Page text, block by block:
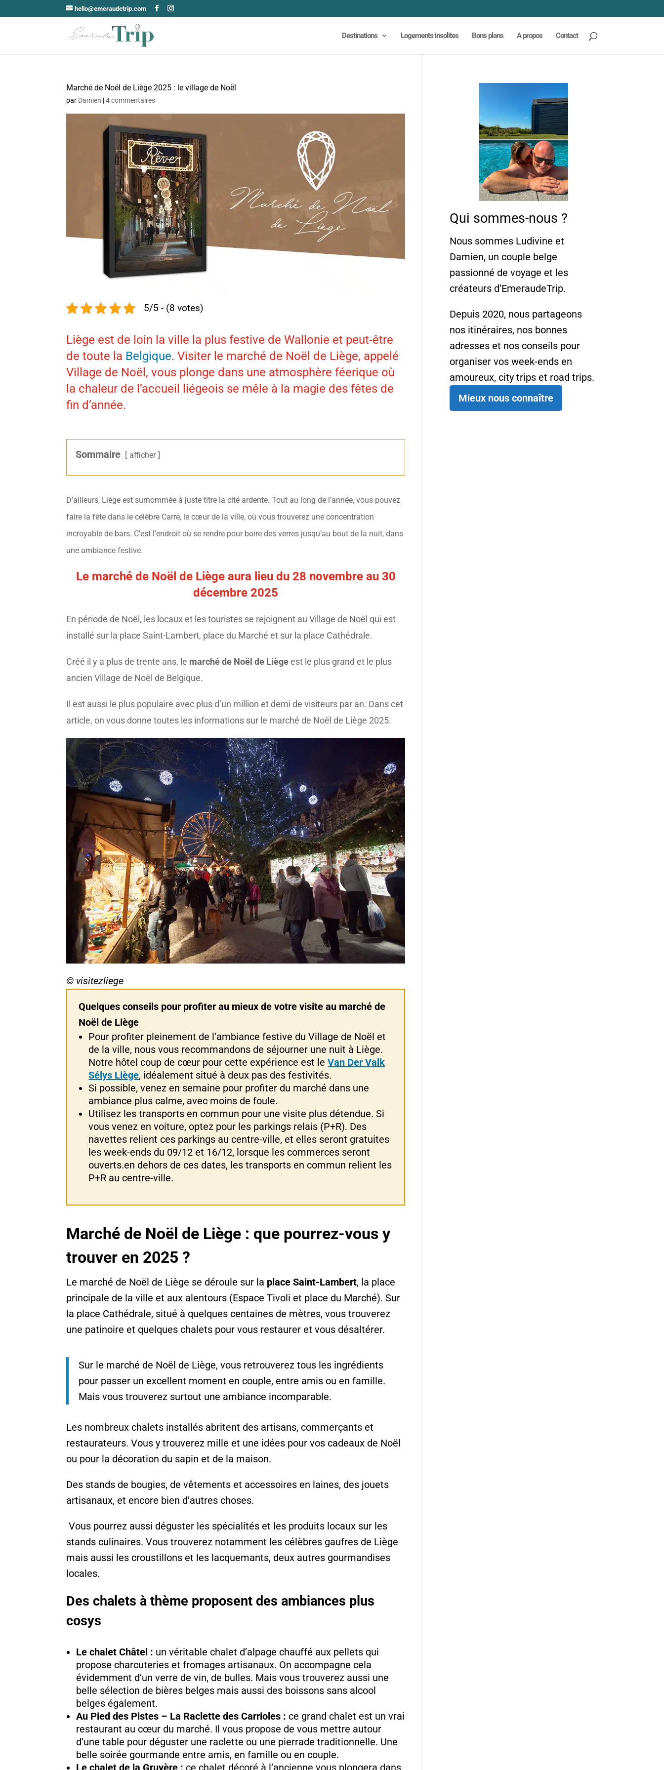
hello@emeraudetrip.com
Destinations Logements insolites Bons plans A propos Contact
Marché de Noël de Liège 2025 : le village de Noël
par Damien |4 commentaires
5/5 - (8 votes)
Liège est de loin la ville la plus festive de Wallonie et peut-être
de toute la Belgique.Visiter le marché de Noël de Liège, appelé
Village de Noël, vous plonge dans une atmosphère féerique où
la chaleur de l’accueil liégeois se mêle à la magie des fêtes de
fin d’année.
Sommaire afficher
D’ailleurs, Liège est surnommée à juste titre la cité ardente. Tout au long de l’année, vous pouvez
faire la fête dans le célèbre Carré, le cœur de la ville, où vous trouverez une concentration
incroyable de bars. C’est l’endroit où se rendre pour boire des verres jusqu’au bout de la nuit, dans
une ambiance festive.
Le marché de Noël de Liège aura lieu du 28 novembre au 30
décembre 2025
En période de Noël, les locaux et les touristes se rejoignent au Village de Noël qui est
installé sur la place Saint-Lambert, place du Marché et sur la place Cathédrale.
Créé il y a plus de trente ans, le marché de Noël de Liègeest le plus grand et le plus
ancien Village de Noël de Belgique.
Il est aussi le plus populaire avec plus d’un million et demi de visiteurs par an. Dans cet
article, on vous donne toutes les informations sur le marché de Noël de Liège 2025.
© visitezliege
Quelques conseils pour profiter au mieux de votre visite au marché de
Noël de Liège
Pour profiter pleinement de l’ambiance festive du Village de Noël et
de la ville, nous vous recommandons de séjourner une nuit à Liège.
Notre hôtel coup de cœur pour cette expérience est leVan Der Valk
Sélys Liège, idéalement situé à deux pas des festivités.
Si possible, venez en semaine pour profiter du marché dans une
ambiance plus calme, avec moins de foule.
Utilisez les transports en commun pour une visite plus détendue. Si
vous venez en voiture, optez pour les parkings relais (P+R). Des
navettes relient ces parkings au centre-ville, et elles seront gratuites
les week-ends du 09/12 et 16/12, lorsque les commerces seront
ouverts.en dehors de ces dates, les transports en commun relient les
P+R au centre-ville.
Marché de Noël de Liège : que pourrez-vous y
trouver en 2025 ?
Le marché de Noël de Liège se déroule sur la place Saint-Lambert, la place
principale de la ville et aux alentours (Espace Tivoli et place du Marché). Sur
la place Cathédrale, situé à quelques centaines de mètres, vous trouverez
une patinoire et quelques chalets pour vous restaurer et vous désaltérer.
Sur le marché de Noël de Liège, vous retrouverez tous les ingrédients
pour passer un excellent moment en couple, entre amis ou en famille.
Mais vous trouverez surtout une ambiance incomparable.
Les nombreux chalets installés abritent des artisans, commerçants et
restaurateurs. Vous y trouverez mille et une idées pour vos cadeaux de Noël
ou pour la décoration du sapin et de la maison.
Des stands de bougies, de vêtements et accessoires en laines, des jouets
artisanaux, et encore bien d’autres choses.
Vous pourrez aussi déguster les spécialités et les produits locaux sur les
stands culinaires. Vous trouverez notamment les célèbres gaufres de Liège
mais aussi les croustillons et les lacquemants, deux autres gourmandises
locales.
Des chalets à thème proposent des ambiances plus
cosys
Le chalet Châtel : un véritable chalet d’alpage chauffé aux pellets qui
propose charcuteries et fromages artisanaux. On accompagne cela
évidemment d’un verre de vin, de bulles. Mais vous trouverez aussi une
belle sélection de bières belges mais aussi des boissons sans alcool
belges également.
Au Pied des Pistes – La Raclette des Carrioles : ce grand chalet est un vrai
restaurant au cœur du marché. Il vous propose de vous mettre autour
d’une table pour déguster une raclette ou une pierrade traditionnelle. Une
belle soirée gourmande entre amis, en famille ou en couple.
Le chalet de la Gruyère : ce chalet décoré à l’ancienne vous plongera dans
Qui sommes-nous ?
Nous sommes Ludivine et
Damien, un couple belge
passionné de voyage et les
créateurs d’EmeraudeTrip.
Depuis 2020, nous partageons
nos itinéraires, nos bonnes
adresses et nos conseils pour
organiser vos week-ends en
amoureux, city trips et road trips.
Mieux nous connaître